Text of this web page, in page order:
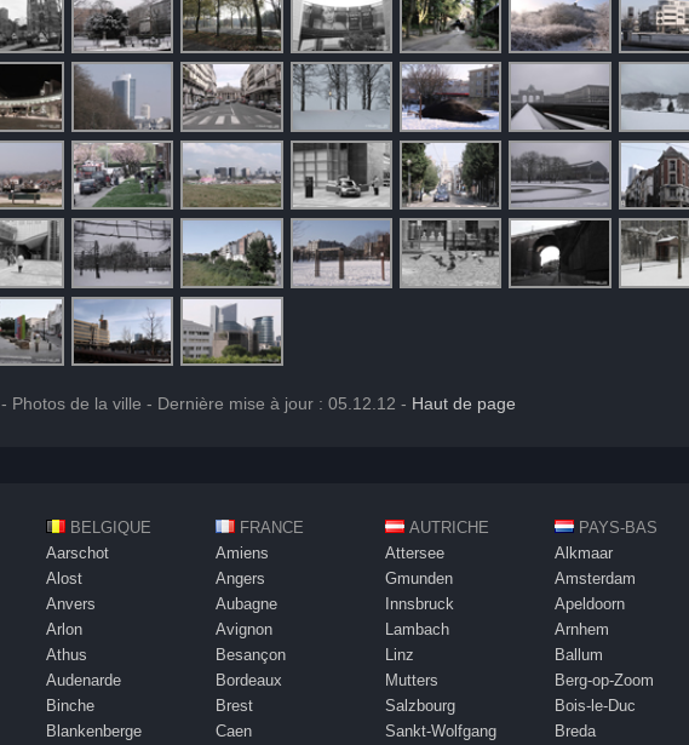
- Photos de la ville - Dernière mise à jour : 05.12.12 - Haut de page
BELGIQUE
Aarschot
Alost
Anvers
Arlon
Athus
Audenarde
Binche
Blankenberge
FRANCE
Amiens
Angers
Aubagne
Avignon
Besançon
Bordeaux
Brest
Caen
AUTRICHE
Attersee
Gmunden
Innsbruck
Lambach
Linz
Mutters
Salzbourg
Sankt-Wolfgang
PAYS-BAS
Alkmaar
Amsterdam
Apeldoorn
Arnhem
Ballum
Berg-op-Zoom
Bois-le-Duc
Breda